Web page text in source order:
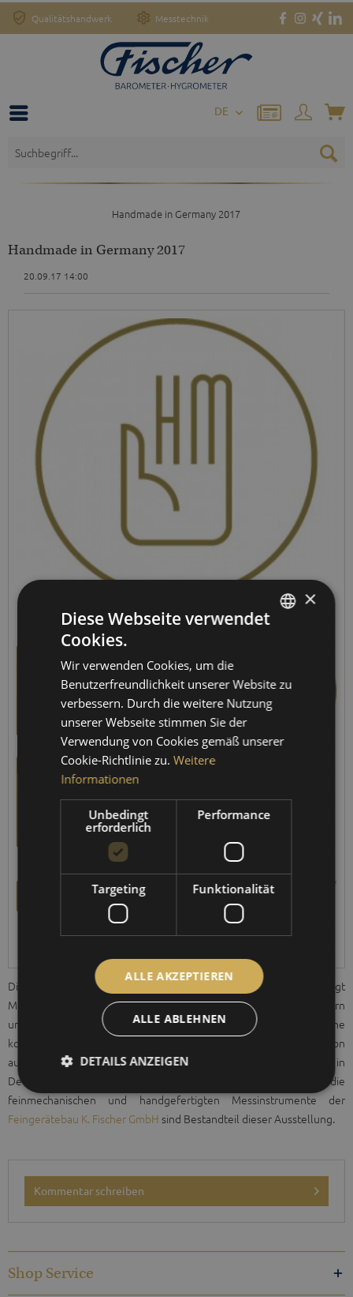
Qualitätshandwerk Messtechnik
DE
Handmade in Germany 2017
Handmade in Germany 2017
20.09.17 14:00
Die Ausstellung „ Handmade in Germany Worldtour
“ zeigt
Meisterwerke von 180 deutschen Manufakturen, Kunsthandwerkern
und Designern. Die internationale Ausstellung führt eine
konzentrierte Sammlung der zeitgenössischen Qualitätsproduktion
aus Deutschland zusammen: kostbare und besondere Dinge, die in
Deutschland, überwiegend in Handarbeit, gefertigt werden. Auch die
feinmechanischen und handgefertigten Messinstrumente der
Feingerätebau K. Fischer GmbH sind Bestandteil dieser Ausstellung.
Kommentar schreiben
Shop Service
×
Diese Webseite verwendet
Cookies.
Wir verwenden Cookies, um die
Benutzerfreundlichkeit unserer Website zu
verbessern. Durch die weitere Nutzung
unserer Webseite stimmen Sie der
Verwendung von Cookies gemäß unserer
Cookie-Richtlinie zu. Weitere
Informationen
Unbedingt
erforderlich
Performance
Targeting Funktionalität
ALLE AKZEPTIEREN
ALLE ABLEHNEN
DETAILS ANZEIGEN